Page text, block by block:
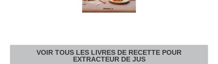
VOIR TOUS LES LIVRES DE RECETTE POUR
EXTRACTEUR DE JUS